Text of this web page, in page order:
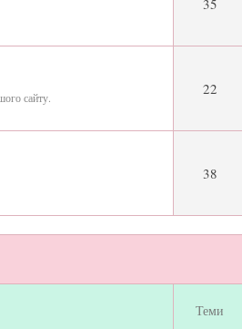
35
сайту. 22
38
Теми